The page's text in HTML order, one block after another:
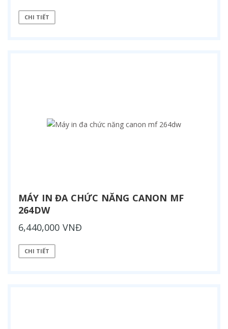
CHI TIẾT
MÁY IN ĐA CHỨC NĂNG CANON MF
264DW
6,440,000 VNĐ
CHI TIẾT